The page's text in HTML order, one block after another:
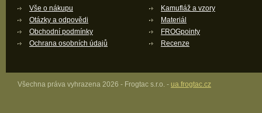
Vše o nákupu
Otázky a odpovědi
Obchodní podmínky
Ochrana osobních údajů
Kamufláž a vzory
Materiál
FROGpointy
Recenze
Všechna práva vyhrazena 2026 - Frogtac s.r.o. - ua.frogtac.cz